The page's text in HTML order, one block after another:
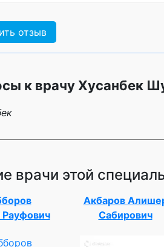
отзыв
к врачу Хусанбек
врачи этой
Акбаров
Сабирович